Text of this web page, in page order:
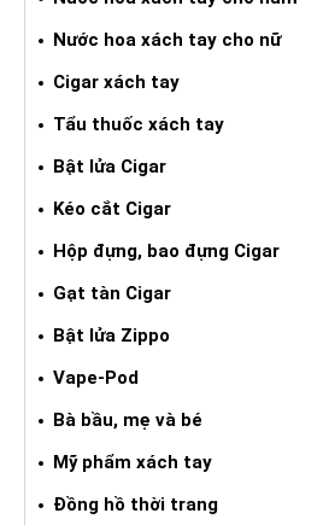
Nước hoa xách tay cho nữ
Cigar xách tay
Tẩu thuốc xách tay
Bật lửa Cigar
Kéo cắt Cigar
Hộp đựng, bao đựng Cigar
Gạt tàn Cigar
Bật lửa Zippo
Vape-Pod
Bà bầu, mẹ và bé
Mỹ phẩm xách tay
Đồng hồ thời trang